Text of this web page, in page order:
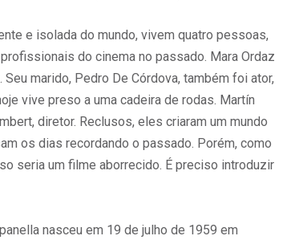
e isolada do mundo, vivem quatro pessoas,
do cinema no passado. Mara Ordaz
marido, Pedro De Córdova, também foi ator,
vive preso a uma cadeira de rodas. Martín
diretor. Reclusos, eles criaram um mundo
os dias recordando o passado. Porém, como
seria um filme aborrecido. É preciso introduzir
nasceu em 19 de julho de 1959 em